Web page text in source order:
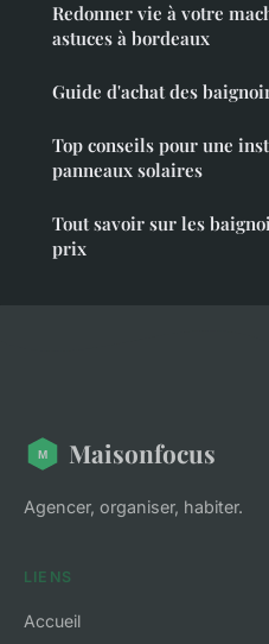
Redonner vie à votre
astuces à bordeaux
Guide d'achat des
Top conseils pour une
panneaux solaires
Tout savoir sur les
prix
Maisonfocus
Agencer, organiser, habiter.
LIENS
Accueil